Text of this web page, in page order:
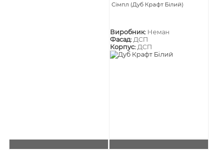
Сімпл (Дуб Крафт Білий)
Виробник: Неман
Фасад: ДСП
Корпус: ДСП